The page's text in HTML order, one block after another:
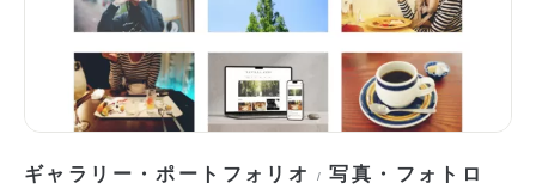
ギャラリー・ポートフォリオ /写真・フォトロ